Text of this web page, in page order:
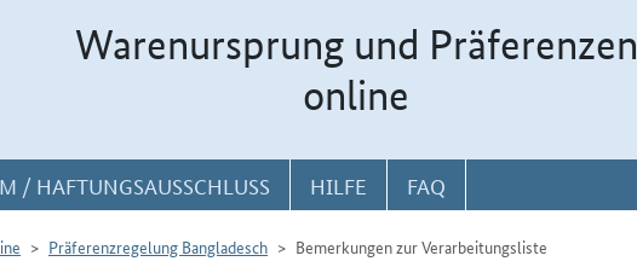
Warenursprung und Präferenzen
online
/ HAFTUNGSAUSSCHLUSS HILFE FAQ
Präferenzregelung Bangladesch Bemerkungen zur Verarbeitungsliste